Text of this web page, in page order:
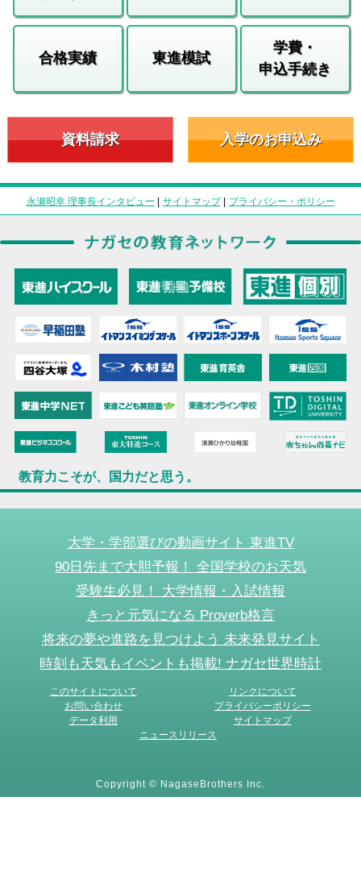
合格実績 東進模試
学費・
申込手続き
資料請求 入学のお申込み
永瀬昭幸 理事長インタビュー | サイトマップ| プライバシー・ポリシー
教育力こそが、国力だと思う。
大学・学部選びの動画サイト 東進TV
90日先まで大胆予報！ 全国学校のお天気
受験生必見！ 大学情報・入試情報
きっと元気になる Proverb格言
将来の夢や進路を見つけよう 未来発見サイト
時刻も天気もイベントも掲載! ナガセ世界時計
このサイトについて
リンクについて
お問い合わせ
プライバシーポリシー
データ利用
サイトマップ
ニュースリリース
Copyright © NagaseBrothers Inc.